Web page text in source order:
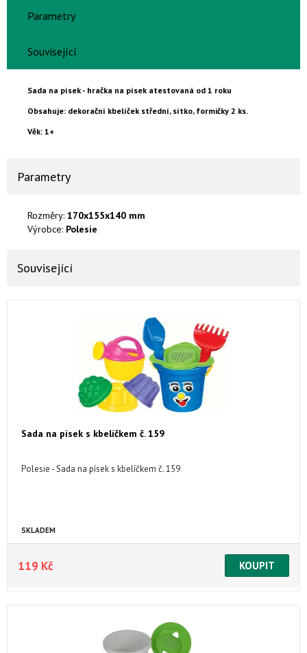
Parametry
Související
Sada na písek - hračka na písek atestovaná od 1 roku
Obsahuje: dekorační kbelíček střední, sítko, formičky 2 ks.
Věk: 1+
Parametry
Rozměry: 170х155х140 mm
Výrobce: Polesie
Související
Sada na písek s kbelíčkem č. 159
Polesie - Sada na písek s kbelíčkem č. 159
SKLADEM
119 Kč